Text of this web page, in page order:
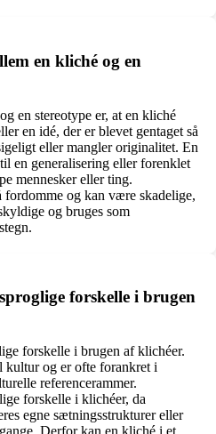
en kliché og en
en stereotype er, at en kliché
en idé, der er blevet gentaget så
eller mangler originalitet. En
en generalisering eller forenklet
mennesker eller ting.
fordomme og kan være skadelige,
og bruges som
forskelle i brugen
forskelle i brugen af klichéer.
og er ofte forankret i
referencerammer.
forskelle i klichéer, da
egne sætningsstrukturer eller